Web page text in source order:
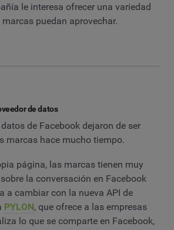
le interesa ofrecer una variedad
puedan aprovechar.
de datos
de Facebook dejaron de ser
marcas hace mucho tiempo.
página, las marcas tienen muy
la conversación en Facebook
a cambiar con la nueva API de
PYLON, que ofrece a las empresas
lo que se comparte en Facebook,